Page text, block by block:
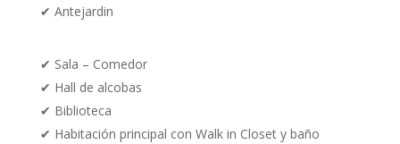
✔ Antejardin
✔ Sala – Comedor
✔ Hall de alcobas
✔ Biblioteca
✔ Habitación principal con Walk in Closet y baño